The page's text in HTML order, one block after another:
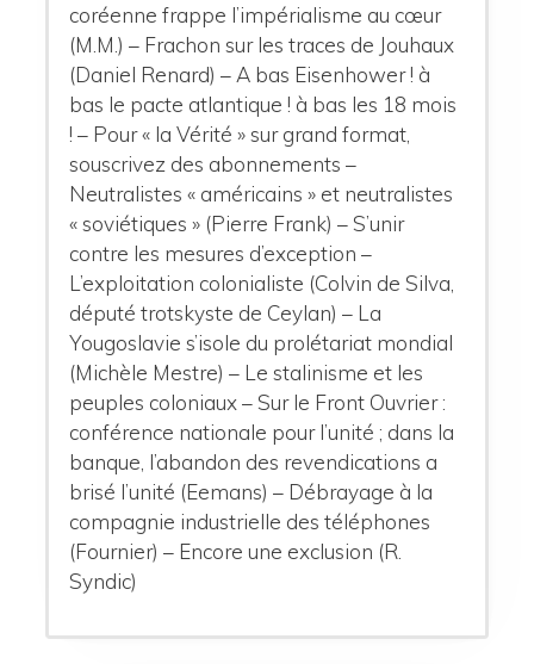
coréenne frappe l’impérialisme au cœur
(M.M.) – Frachon sur les traces de Jouhaux
(Daniel Renard) – A bas Eisenhower ! à
bas le pacte atlantique ! à bas les 18 mois
! – Pour « la Vérité » sur grand format,
souscrivez des abonnements –
Neutralistes « américains » et neutralistes
« soviétiques » (Pierre Frank) – S’unir
contre les mesures d’exception –
L’exploitation colonialiste (Colvin de Silva,
député trotskyste de Ceylan) – La
Yougoslavie s’isole du prolétariat mondial
(Michèle Mestre) – Le stalinisme et les
peuples coloniaux – Sur le Front Ouvrier :
conférence nationale pour l’unité ; dans la
banque, l’abandon des revendications a
brisé l’unité (Eemans) – Débrayage à la
compagnie industrielle des téléphones
(Fournier) – Encore une exclusion (R.
Syndic)